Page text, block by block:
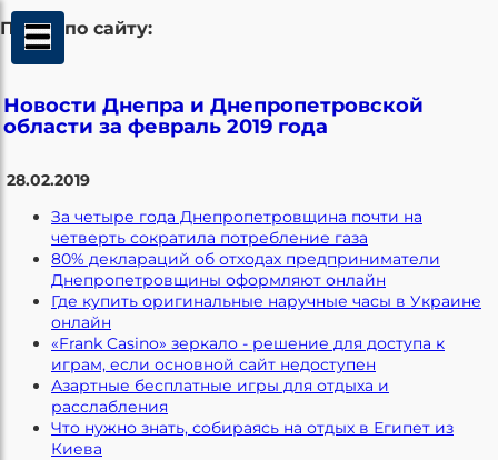
Поиск по сайту:
Новости Днепра и Днепропетровской
области за февраль 2019 года
28.02.2019
За четыре года Днепропетровщина почти на
четверть сократила потребление газа
80% деклараций об отходах предприниматели
Днепропетровщины оформляют онлайн
Где купить оригинальные наручные часы в Украине
онлайн
«Frank Casino» зеркало - решение для доступа к
играм, если основной сайт недоступен
Азартные бесплатные игры для отдыха и
расслабления
Что нужно знать, собираясь на отдых в Египет из
Киева